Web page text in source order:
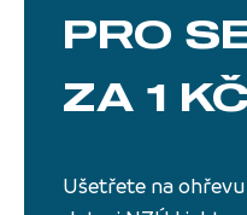
PRO
ZA 1 KČ
Ušetřete na